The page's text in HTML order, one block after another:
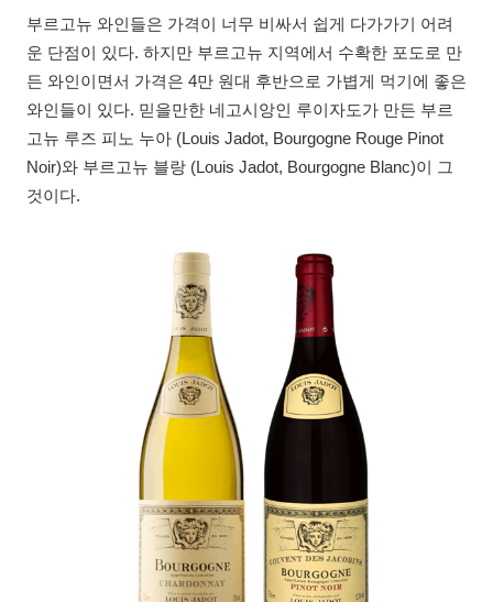
부르고뉴 와인들은 가격이 너무 비싸서 쉽게 다가가기 어려
운 단점이 있다. 하지만 부르고뉴 지역에서 수확한 포도로 만
든 와인이면서 가격은 4만 원대 후반으로 가볍게 먹기에 좋은
와인들이 있다. 믿을만한 네고시앙인 루이자도가 만든 부르
고뉴 루즈 피노 누아 (Louis Jadot, Bourgogne Rouge Pinot
Noir)와 부르고뉴 블랑 (Louis Jadot, Bourgogne Blanc)이 그
것이다.